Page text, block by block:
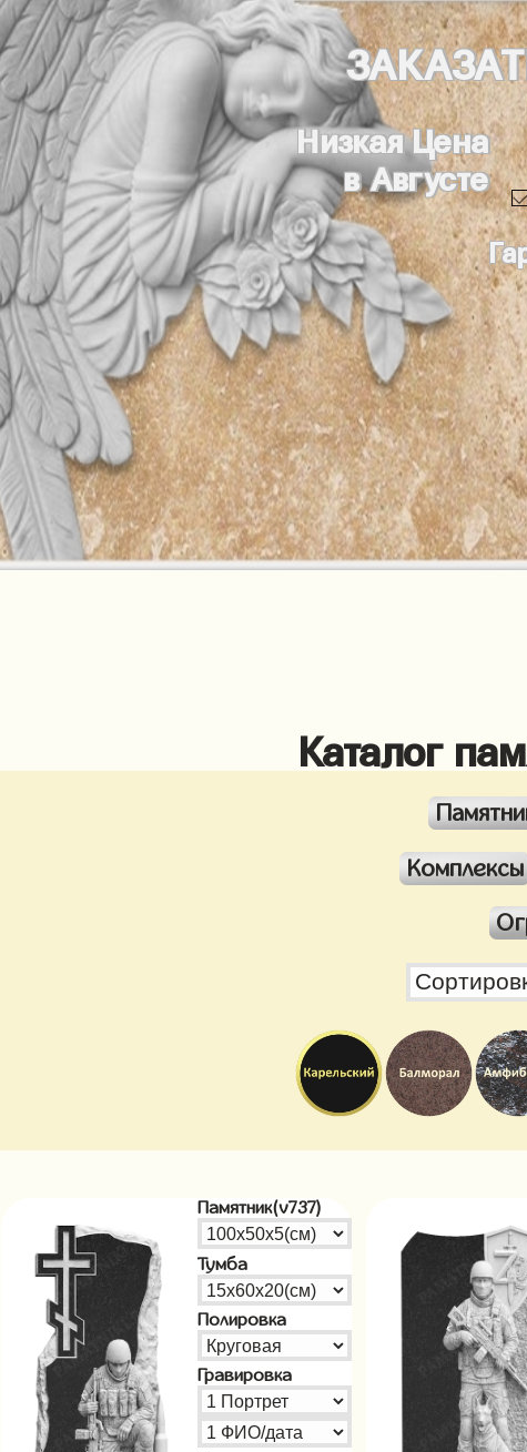
Низкая Цена
в Августе
Каталог
Комплексы
Памятник(v737)
Тумба
Полировка
Гравировка